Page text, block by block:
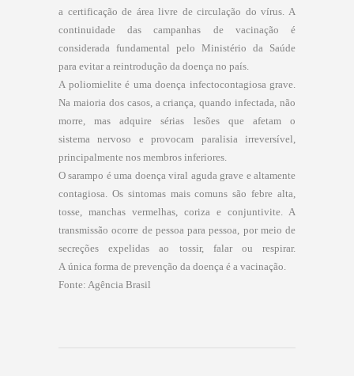
a certificação de área livre de circulação do vírus. A
continuidade das campanhas de vacinação é
considerada fundamental pelo Ministério da Saúde
para evitar a reintrodução da doença no país.
A poliomielite é uma doença infectocontagiosa grave.
Na maioria dos casos, a criança, quando infectada, não
morre, mas adquire sérias lesões que afetam o
sistema
nervoso e provocam paralisia irreversível,
principalmente nos membros inferiores.
O sarampo é uma doença viral aguda grave e altamente
contagiosa. Os sintomas mais comuns são febre alta,
tosse, manchas vermelhas, coriza e conjuntivite. A
transmissão ocorre de pessoa para pessoa, por meio de
secreções expelidas ao tossir, falar ou respirar.
A única forma de prevenção da doença é a vacinação.
Fonte: Agência Brasil